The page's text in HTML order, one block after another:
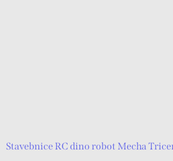
Stavebnice RC dino robot Mecha